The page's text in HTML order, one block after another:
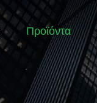
Προϊόντα